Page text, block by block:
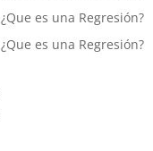
¿Que es una Regresión?
¿Que es una Regresión?